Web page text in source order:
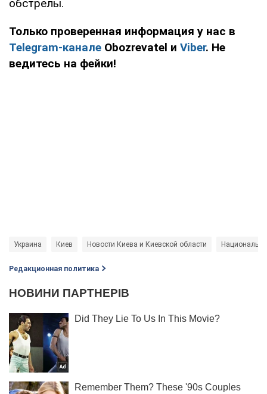
обстрелы.
Только проверенная информация у нас в
Telegram-канале Obozrevatel и Viber. Не
ведитесь на фейки!
Украина Киев Новости Киева и Киевской области
Редакционная политика